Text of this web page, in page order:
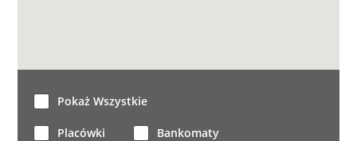
Pokaż Wszystkie
Placówki Bankomaty